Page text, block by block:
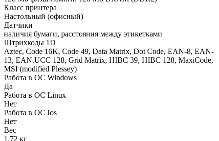
Класс принтера
Настольный (офисный)
Датчики
наличия бумаги, расстояния между этикетками
Штрихкоды 1D
Aztec, Code 16K, Code 49, Data Matrix, Dot Code, EAN-8, EAN-
13, EAN.UCC 128, Grid Matrix, HIBC 39, HIBC 128, MaxiCode,
MSI (modified Plessey)
Работа в ОС Windows
Да
Работа в ОС Linux
Нет
Работа в ОС Ios
Нет
Вес
1,72 кг